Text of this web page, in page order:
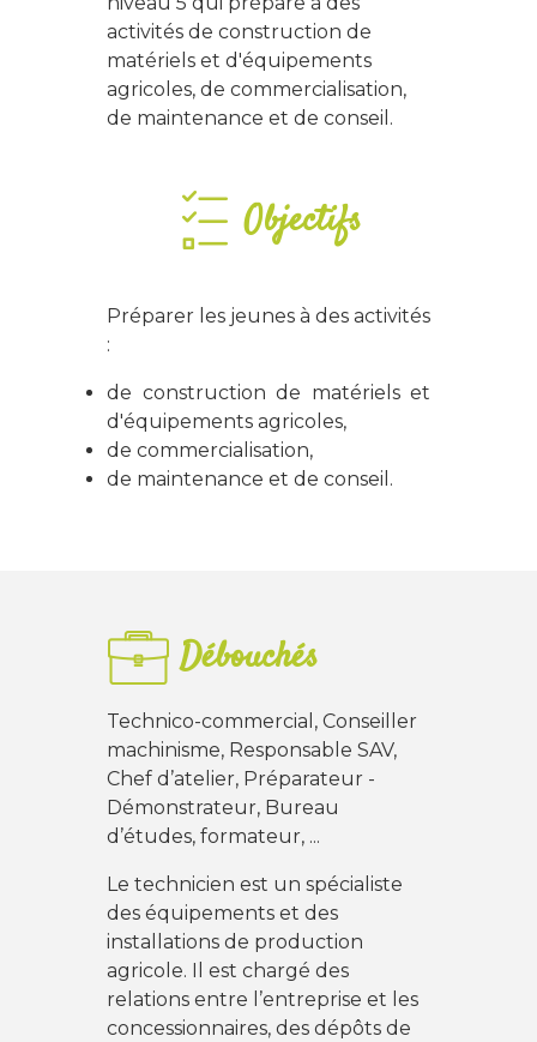
activités de construction de
matériels et d'équipements
agricoles, de commercialisation,
de maintenance et de conseil.
Objectifs
Préparer les jeunes à des activités
:
de construction de matériels et
d'équipements agricoles,
de commercialisation,
de maintenance et de conseil.
Débouchés
Technico-commercial, Conseiller
machinisme, Responsable SAV,
Chef d’atelier, Préparateur -
Démonstrateur, Bureau
d’études, formateur, ...
Le technicien est un spécialiste
des équipements et des
installations de production
agricole. Il est chargé des
relations entre l’entreprise et les
concessionnaires, des dépôts de